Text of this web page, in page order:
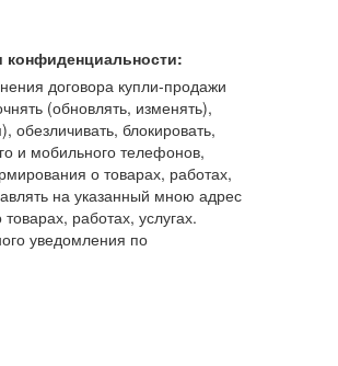
конфиденциальности:
договора купли-продажи
(обновлять, изменять),
обезличивать, блокировать,
и мобильного телефонов,
о товарах, работах,
на указанный мною адрес
работах, услугах.
уведомления по